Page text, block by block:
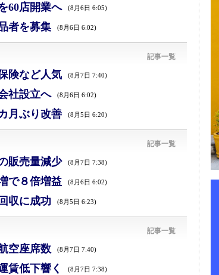
60店開業へ (8月6日 6:05)
者を募集 (8月6日 6:02)
記事一覧
険など人気 (8月7日 7:40)
社設立へ (8月6日 6:02)
月ぶり改善 (8月5日 6:20)
記事一覧
販売量減少 (8月7日 7:38)
で８倍増益 (8月6日 6:02)
収に成功 (8月5日 6:23)
記事一覧
空座席数 (8月7日 7:40)
賃低下響く (8月7日 7:38)